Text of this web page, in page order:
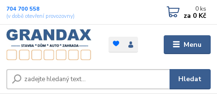
Menu
Hledat
704 700 558
(v době otevření provozovny)
0 ks
za 0 Kč